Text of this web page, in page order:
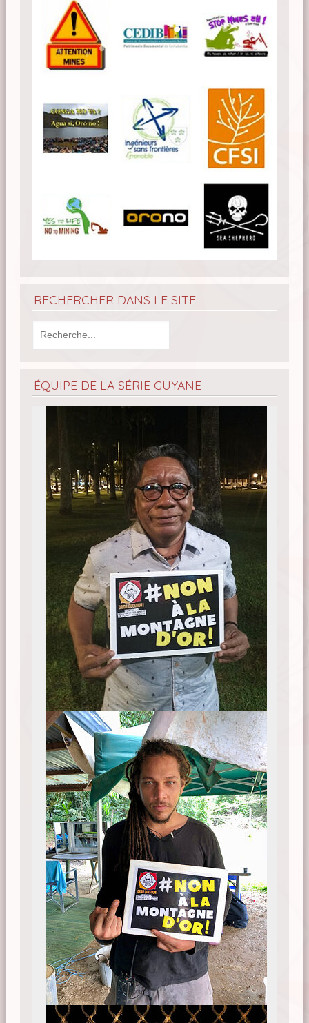
RECHERCHER DANS LE SITE
ÉQUIPE DE LA SÉRIE GUYANE